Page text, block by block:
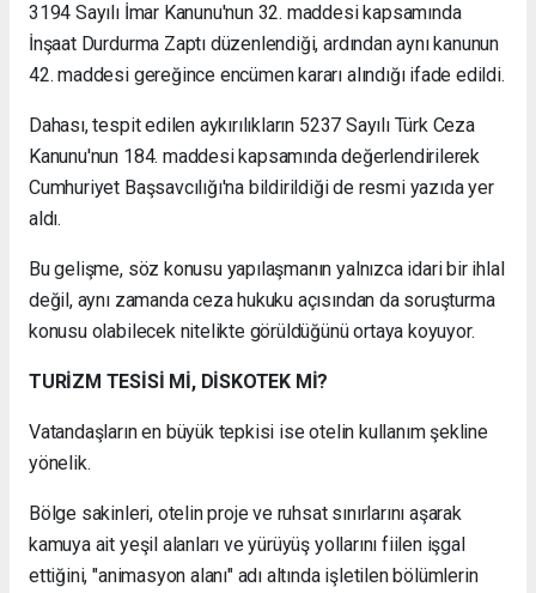
3194 Sayılı İmar Kanunu'nun 32. maddesi kapsamında
İnşaat Durdurma Zaptı düzenlendiği, ardından aynı kanunun
42. maddesi gereğince encümen kararı alındığı ifade edildi.
Dahası, tespit edilen aykırılıkların 5237 Sayılı Türk Ceza
Kanunu'nun 184. maddesi kapsamında değerlendirilerek
Cumhuriyet Başsavcılığı'na bildirildiği de resmi yazıda yer
aldı.
Bu gelişme, söz konusu yapılaşmanın yalnızca idari bir ihlal
değil, aynı zamanda ceza hukuku açısından da soruşturma
konusu olabilecek nitelikte görüldüğünü ortaya koyuyor.
TURİZM TESİSİ Mİ, DİSKOTEK Mİ?
Vatandaşların en büyük tepkisi ise otelin kullanım şekline
yönelik.
Bölge sakinleri, otelin proje ve ruhsat sınırlarını aşarak
kamuya ait yeşil alanları ve yürüyüş yollarını fiilen işgal
ettiğini, "animasyon alanı" adı altında işletilen bölümlerin